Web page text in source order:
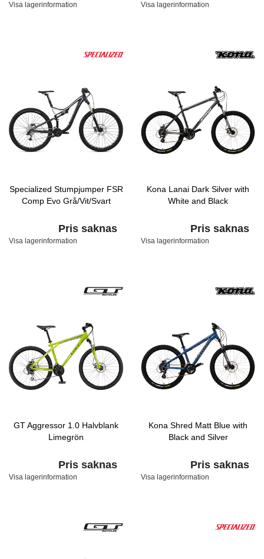
Visa lagerinformation Visa lagerinformation
Specialized Stumpjumper FSR
Comp Evo Grå/Vit/Svart
Pris saknas
Visa lagerinformation
Kona Lanai Dark Silver with
White and Black
Pris saknas
Visa lagerinformation
GT Aggressor 1.0 Halvblank
Limegrön
Pris saknas
Visa lagerinformation
Kona Shred Matt Blue with
Black and Silver
Pris saknas
Visa lagerinformation